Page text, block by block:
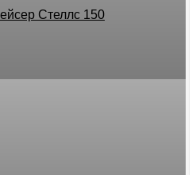
Стеллс 150